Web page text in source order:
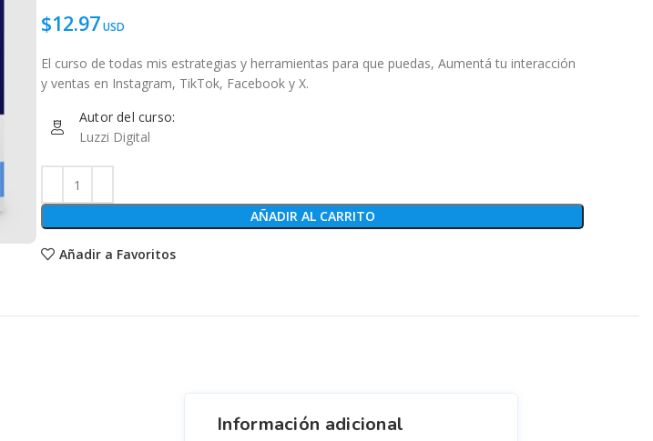
$12.97
El curso de todas mis estrategias y herramientas para que puedas, Aumentá tu interacción
y ventas en Instagram, TikTok, Facebook y X.
Autor del curso:
Luzzi Digital
AÑADIR AL CARRITO
Añadir a Favoritos
Información adicional